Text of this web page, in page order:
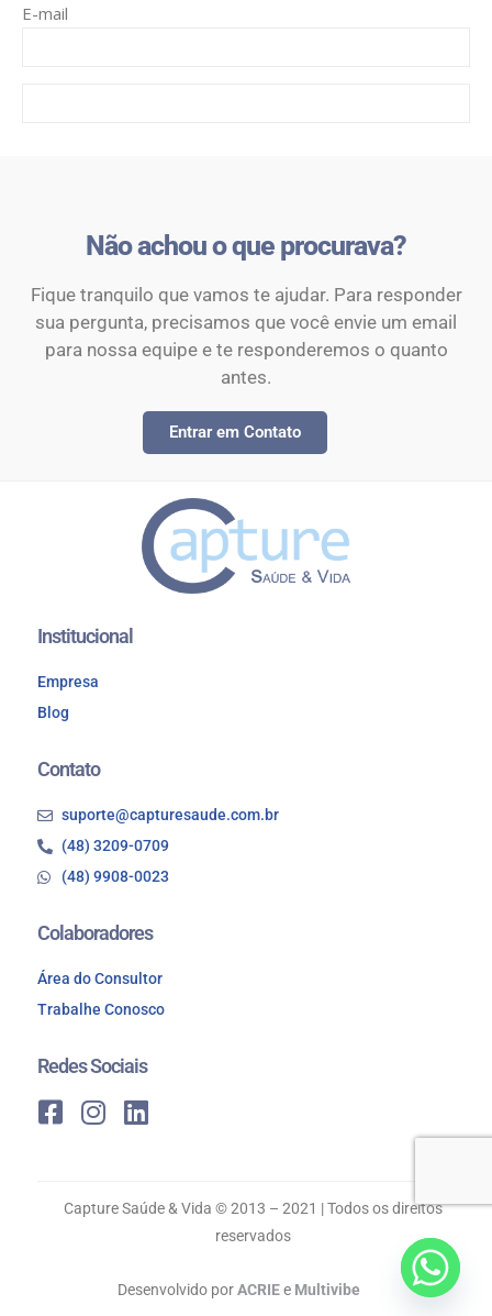
E-mail
Não achou o que procurava?
Fique tranquilo que vamos te ajudar. Para responder
sua pergunta, precisamos que você envie um email
para nossa equipe e te responderemos o quanto
antes.
Entrar em Contato
Institucional
Empresa
Blog
Contato
suporte@capturesaude.com.br
(48) 3209-0709
(48) 9908-0023
Colaboradores
Área do Consultor
Trabalhe Conosco
Redes Sociais
Capture Saúde & Vida © 2013 – 2021 | Todos os direitos
reservados
Desenvolvido porACRIE e Multivibe